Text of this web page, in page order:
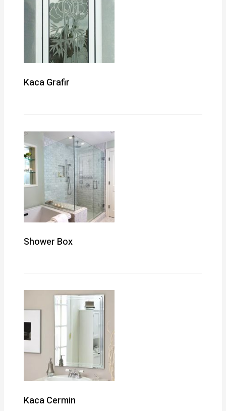
Kaca Grafir
Shower Box
Kaca Cermin